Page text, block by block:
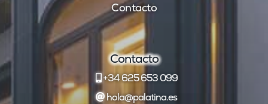
Contacto
Contacto
+34 625 653 099
hola@palatina.es